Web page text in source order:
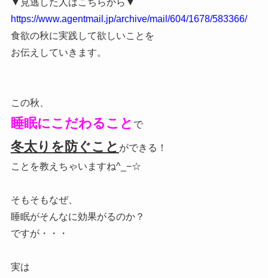
▼見逃した人はこちらから▼
https://www.agentmail.jp/archive/mail/604/1678/583366/
食欲の秋に実践して欲しいことを
お伝えしていきます。
この秋、
睡眠にこだわること で
冬太りを防ぐこと ができる！
ことを教えちゃいますね^_−☆
そもそもなぜ、
睡眠がそんなに効果がるのか？
ですが・・・
実は